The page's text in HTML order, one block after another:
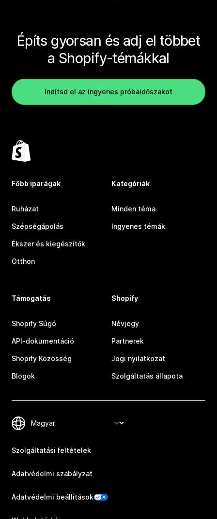
Építs gyorsan és adj el többet
a Shopify-témákkal
Indítsd el az ingyenes próbaidőszakot
Főbb iparágak
Ruházat
Szépségápolás
Ékszer és kiegészítők
Otthon
Kategóriák
Minden téma
Ingyenes témák
Támogatás
Shopify Súgó
API-dokumentáció
Shopify Közösség
Blogok
Shopify
Névjegy
Partnerek
Jogi nyilatkozat
Szolgáltatás állapota
Szolgáltatási feltételek
Adatvédelmi szabályzat
Adatvédelmi beállítások